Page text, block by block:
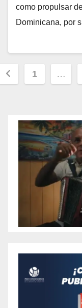
como propulsar
Dominicana, por
1 …